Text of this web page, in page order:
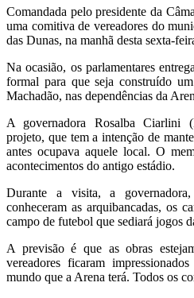
Comandada pelo presidente da
uma comitiva de vereadores do
das Dunas, na manhã desta sexta-
Na ocasião, os parlamentares
formal para que seja construído
Machadão, nas dependências da
A governadora Rosalba Ciarlini
projeto, que tem a intenção de
antes ocupava aquele local. O
acontecimentos do antigo estádio.
Durante a visita, a governadora,
conheceram as arquibancadas, os
campo de futebol que sediará jogos
A previsão é que as obras
vereadores ficaram
mundo que a Arena terá. Todos os